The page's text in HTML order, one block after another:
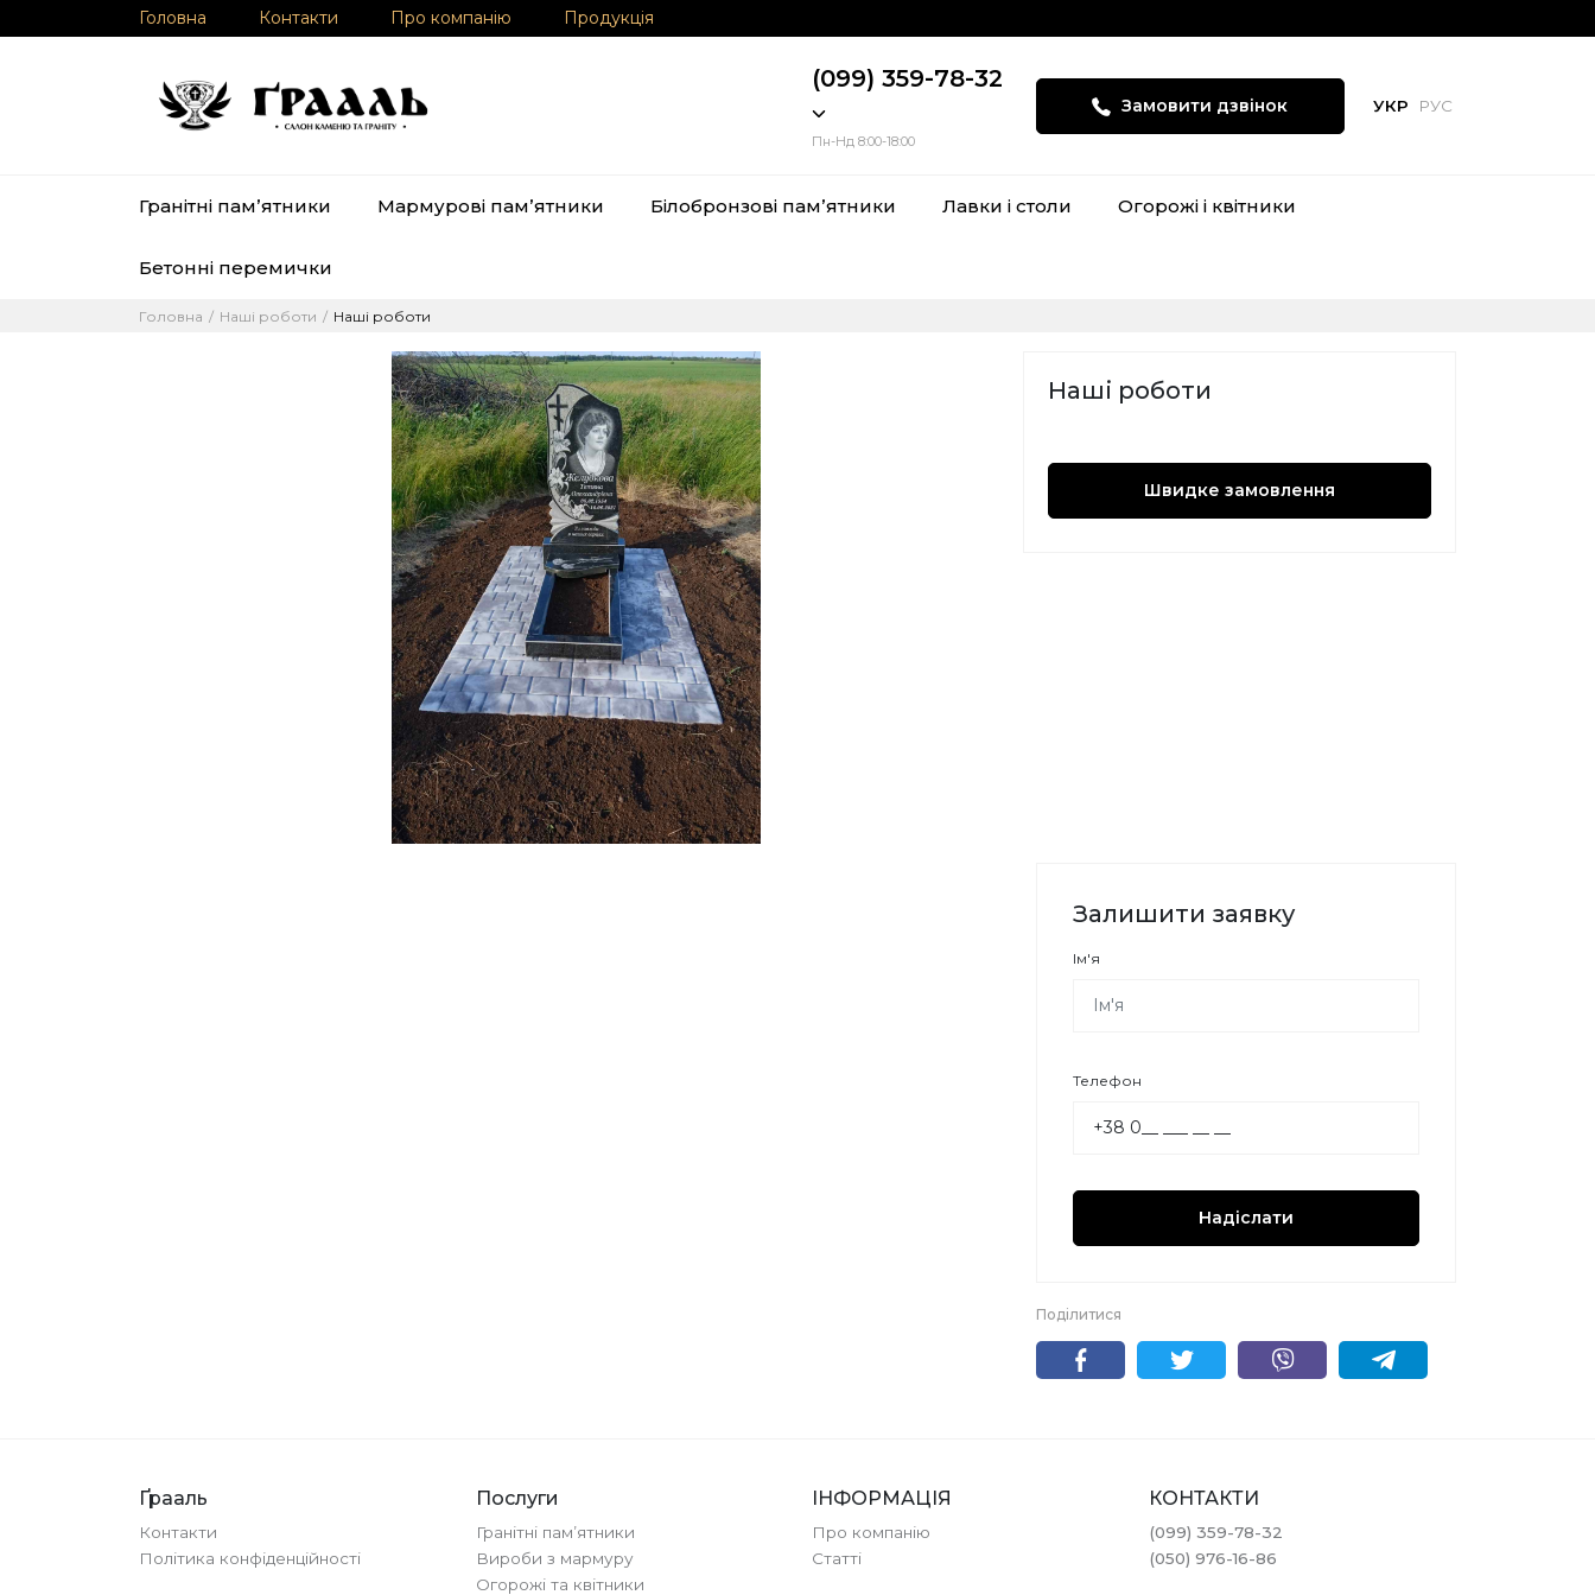
Головна Контакти Про компанію Продукція
(099) 359-78-32
Пн-Нд 8:00-18:00
Замовити дзвінок УКР РУС
Гранітні памʼятники Мармурові памʼятники Білобронзові памʼятники Лавки і столи Огорожі і квітники
Бетонні перемички
Головна Наші роботи Наші роботи
Наші роботи
Швидке замовлення
Залишити заявку
Ім'я
Телефон
Надіслати
Поділитися
Ґрааль
Контакти
Політика конфіденційності
Послуги
Гранітні памʼятники
Вироби з мармуру
Огорожі та квітники
ІНФОРМАЦІЯ
Про компанію
Cтатті
КОНТАКТИ
(099) 359-78-32
(050) 976-16-86